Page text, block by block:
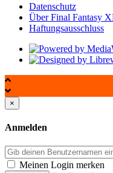
Datenschutz
Über Final Fantasy
Haftungsausschluss
×
Anmelden
Meinen Login merken